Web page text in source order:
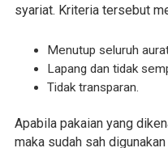
syariat. Kriteria tersebut
Menutup seluruh
Lapang dan tidak
Tidak transparan.
Apabila pakaian yang
maka sudah sah